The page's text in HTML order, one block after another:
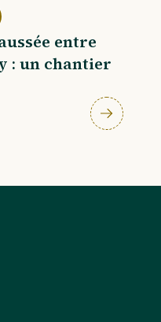
entre
: un chantier